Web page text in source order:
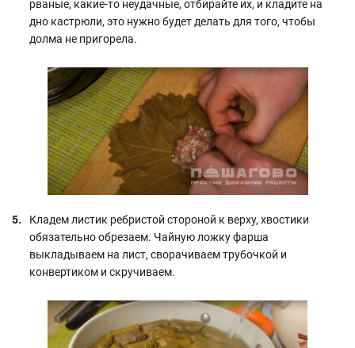
рваные, какие-то неудачные, отбирайте их, и кладите на
дно кастрюли, это нужно будет делать для того, чтобы
долма не пригорела.
Кладем листик ребристой стороной к верху, хвостики
обязательно обрезаем. Чайную ложку фарша
выкладываем на лист, сворачиваем трубочкой и
конвертиком и скручиваем.